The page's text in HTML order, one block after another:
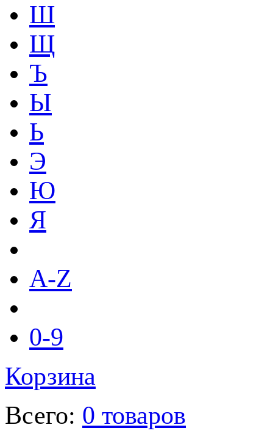
Ш
Щ
Ъ
Ы
Ь
Э
Ю
Я
A-Z
0-9
Корзина
Всего: 0 товаров